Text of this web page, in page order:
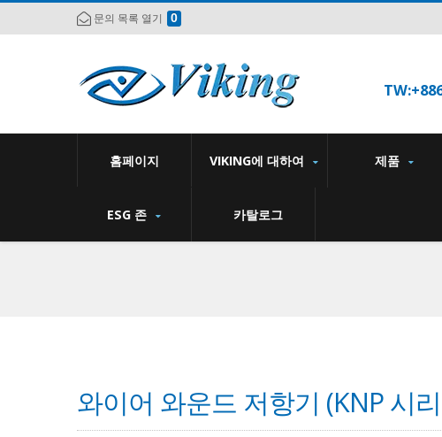
문의 목록 열기 0
홈페이지 VIKING에 대하여 제품
ESG 존 카탈로그
와이어 와운드 저항기 (KNP 시